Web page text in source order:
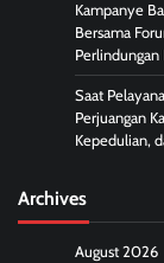
Kampanye
Bersama
Perlindungan
Saat
Perjuangan
Kepedulian,
Archives
August 2026